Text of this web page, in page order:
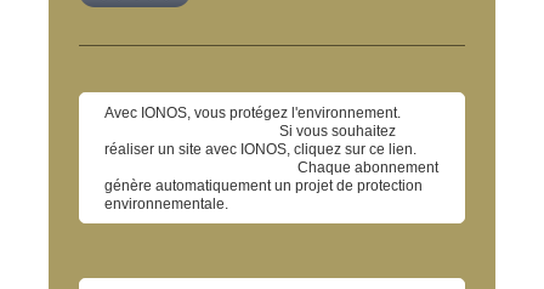
Avec IONOS, vous protégez l'environnement.
Si vous souhaitez
réaliser un site avec IONOS, cliquez sur ce lien.
Chaque abonnement
génère automatiquement un projet de protection
environnementale.